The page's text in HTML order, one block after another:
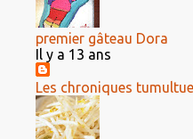
premier gâteau Dora
Il y a 13 ans
Les chroniques